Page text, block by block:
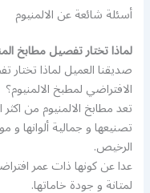
أسئلة شائعة عن الالمنيوم
لماذا تختار تفصيل مطابخ
صديقنا العميل لماذا تختار
الافتراضي لمطبخ الالمنيوم؟
تعد مطابخ الالمنيوم من
تصنيعها و جمالية ألوانها
الرخيص.
عدا عن كونها ذات عمر
لمتانة و جودة خاماتها.